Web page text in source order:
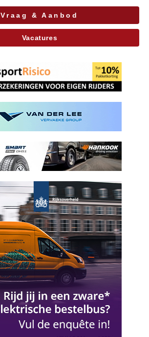
Vraag & Aanbod
Vacatures